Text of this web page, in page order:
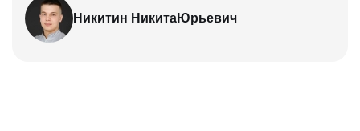
Никитин НикитаЮрьевич